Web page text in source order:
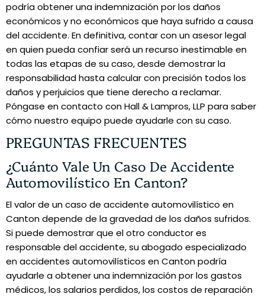
podría obtener una indemnización por los daños
económicos y no económicos que haya sufrido a causa
del accidente. En definitiva, contar con un asesor legal
en quien pueda confiar será un recurso inestimable en
todas las etapas de su caso, desde demostrar la
responsabilidad hasta calcular con precisión todos los
daños y perjuicios que tiene derecho a reclamar.
Póngase en contacto con Hall & Lampros, LLP para saber
cómo nuestro equipo puede ayudarle con su caso.
PREGUNTAS FRECUENTES
¿Cuánto Vale Un Caso De Accidente
Automovilístico En Canton?
El valor de un caso de accidente automovilístico en
Canton depende de la gravedad de los daños sufridos.
Si puede demostrar que el otro conductor es
responsable del accidente, su abogado especializado
en accidentes automovilísticos en Canton podría
ayudarle a obtener una indemnización por los gastos
médicos, los salarios perdidos, los costos de reparación